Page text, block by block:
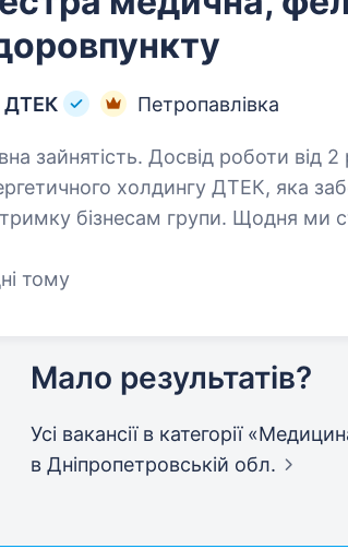
ДТЕК Петропавлівка
зайнятість. Досвід роботи від 2 років. Д. Сервіс
холдингу ДТЕК, яка
бізнесам групи. Щодня
тому
Мало результатів?
Усі вакансії в категорії
в Дніпропетровській обл.